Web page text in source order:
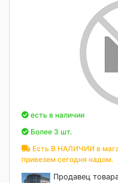
есть в наличии
Более 3 шт.
Есть В НАЛИЧИИ в
привезем сегодня надом.
Продавец